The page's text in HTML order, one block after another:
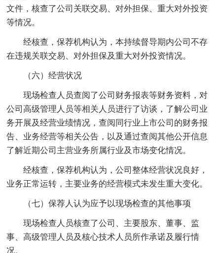
文件，核查了公司关联交易、对外担保、重大对外投资
等情况。
经核查，保荐机构认为，本持续督导期内公司不存
在违规关联交易、对外担保及重大对外投资情况。
（六）经营状况
现场检查人员查阅了公司财务报表等财务资料，对
公司高级管理人员等相关人员进行了访谈，了解公司业
务开展及经营业绩情况，查阅同行业上市公司的财务报
告、业务经营等相关公告，以及通过查阅其他公开信息
了解近期公司主营业务所属行业及市场变化情况。
经核查，保荐机构认为，公司整体经营状况良好，
业务正常运转，主要业务的经营模式未发生重大变化。
（七）保荐人认为应予以现场检查的其他事项
现场检查人员核查了公司、主要股东、董事、监
事、高级管理人员及核心技术人员所作承诺及履行情
况。